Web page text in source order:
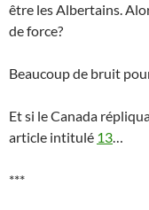
être les Albertains.
de force?
Beaucoup de bruit
Et si le Canada
article intitulé 13…
***